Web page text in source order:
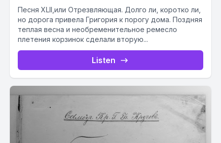
Песня XLII,или Отрезвляющая. Долго ли, коротко ли,
но дорога привела Григория к порогу дома. Поздняя
теплая весна и необременительное ремесло
плетения корзинок сделали вторую...
Listen